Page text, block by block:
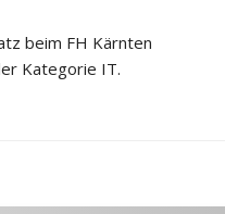
beim FH Kärnten
Kategorie IT.